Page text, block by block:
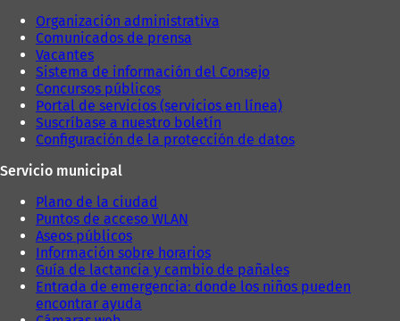
Organización administrativa
Comunicados de prensa
Vacantes
Sistema de información del Consejo
Concursos públicos
Portal de servicios (servicios en línea)
Suscríbase a nuestro boletín
Configuración de la protección de datos
Servicio municipal
Plano de la ciudad
Puntos de acceso WLAN
Aseos públicos
Información sobre horarios
Guía de lactancia y cambio de pañales
Entrada de emergencia: donde los niños pueden
encontrar ayuda